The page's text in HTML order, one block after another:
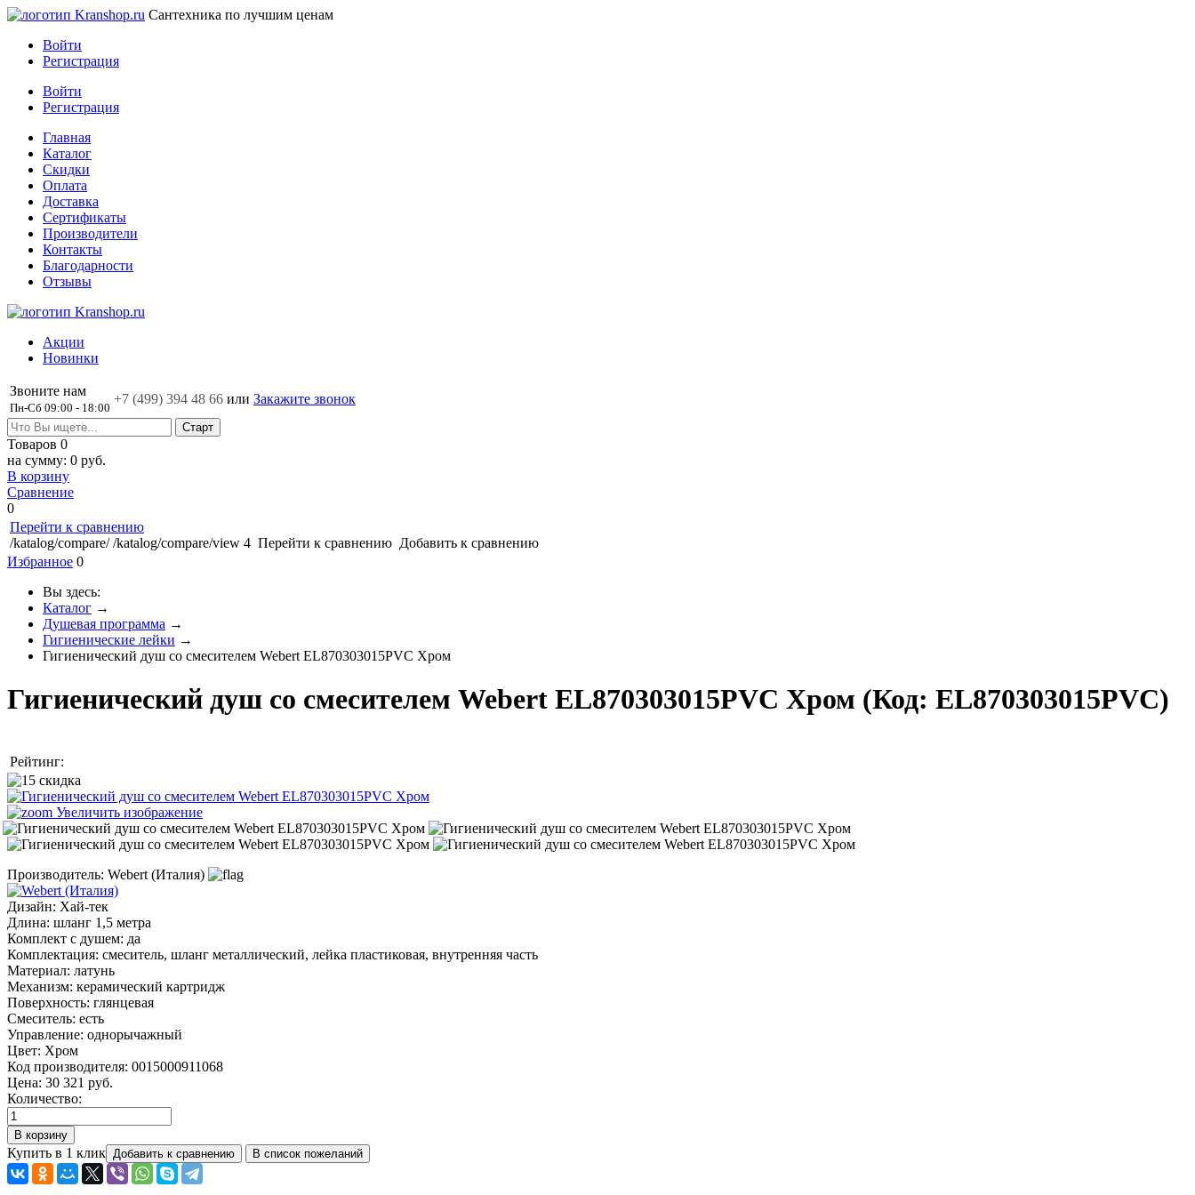
Сантехника по лучшим ценам
Войти
Регистрация
Войти
Регистрация
Главная
Каталог
Скидки
Оплата
Доставка
Сертификаты
Производители
Контакты
Благодарности
Отзывы
Акции
Новинки
Звоните нам
Пн-Сб 09:00 - 18:00
+7 (499) 394 48 66 или Закажите звонок
Товаров 0
на сумму: 0 руб.
В корзину
Сравнение
0
Перейти к сравнению
/katalog/compare/ /katalog/compare/view 4 Перейти к сравнению Добавить к сравнению
Избранное 0
Вы здесь:
Каталог →
Душевая программа →
Гигиенические лейки →
Гигиенический душ со смесителем Webert EL870303015PVC Хром
Гигиенический душ со смесителем Webert EL870303015PVC Хром (Код: EL870303015PVC)
Рейтинг:
Увеличить изображение
Производитель: Webert (Италия)
Дизайн: Хай-тек
Длина: шланг 1,5 метра
Комплект с душем: да
Комплектация: смеситель, шланг металлический, лейка пластиковая, внутренняя часть
Материал: латунь
Механизм: керамический картридж
Поверхность: глянцевая
Смеситель: есть
Управление: однорычажный
Цвет: Хром
Код производителя: 0015000911068
Цена: 30 321 руб.
Количество:
Купить в 1 клик